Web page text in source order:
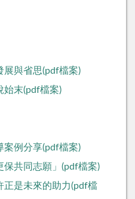
展與省思(pdf檔案)
始末(pdf檔案)
案例分享(pdf檔案)
保共同志願」(pdf檔案)
正是未來的助力(pdf檔